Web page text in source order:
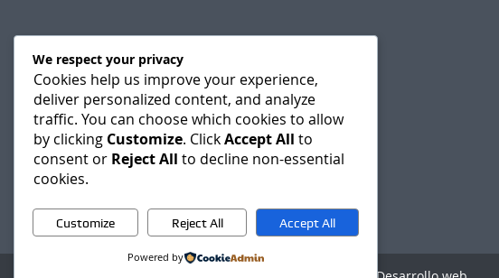
We respect your privacy
Cookies help us improve your experience,
deliver personalized content, and analyze
traffic. You can choose which cookies to allow
by clicking Customize. ClickAccept All to
consent or Reject All to decline non-essential
cookies.
Customize Reject All Accept All
Powered by